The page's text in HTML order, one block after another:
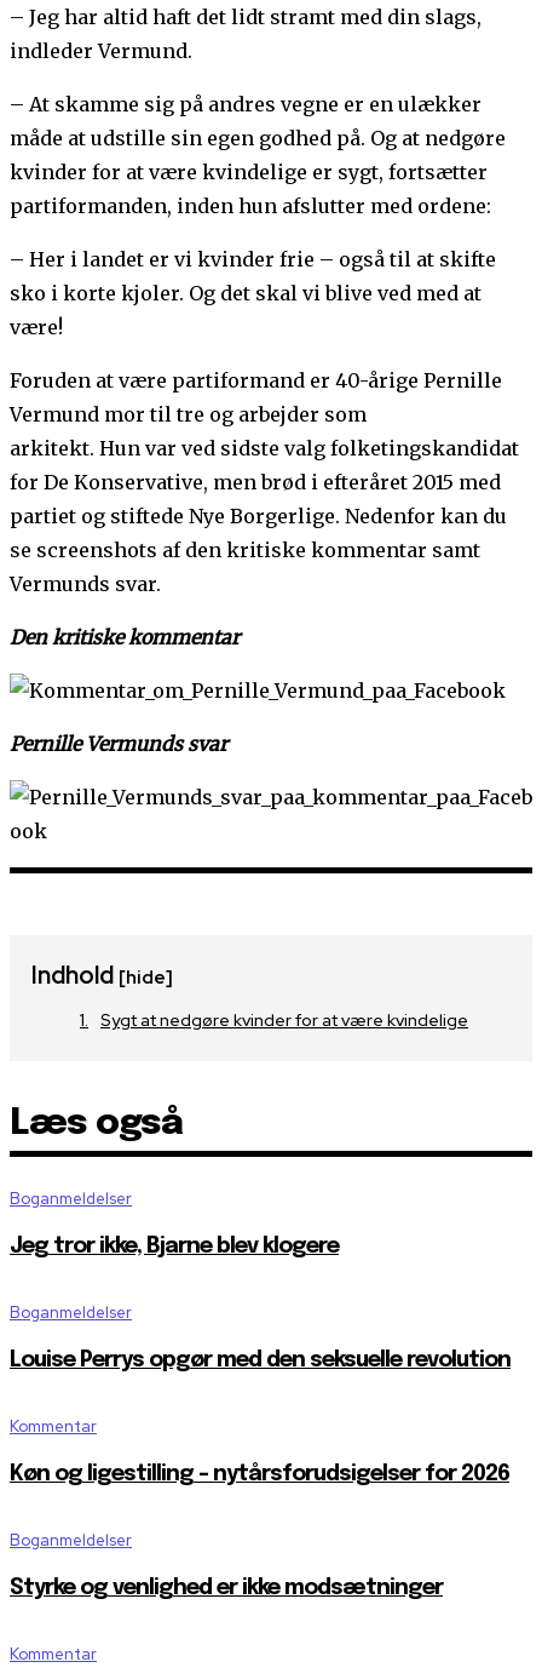
– Jeg har altid haft det lidt stramt med din slags,
indleder Vermund.
– At skamme sig på andres vegne er en ulækker
måde at udstille sin egen godhed på. Og at nedgøre
kvinder for at være kvindelige er sygt, fortsætter
partiformanden, inden hun afslutter med ordene:
– Her i landet er vi kvinder frie – også til at skifte
sko i korte kjoler. Og det skal vi blive ved med at
være!
Foruden at være partiformand er 40-årige Pernille
Vermund mor til tre og arbejder som
arkitekt. Hun var ved sidste valg folketingskandidat
for De Konservative, men brød i efteråret 2015 med
partiet og stiftede Nye Borgerlige. Nedenfor kan du
se screenshots af den kritiske kommentar samt
Vermunds svar.
Den kritiske kommentar
Pernille Vermunds svar
Indhold [hide]
Sygt at nedgøre kvinder for at være kvindelige
Læs også
Boganmeldelser
Jeg tror ikke, Bjarne blev klogere
Boganmeldelser
Louise Perrys opgør med den seksuelle revolution
Kommentar
Køn og ligestilling – nytårsforudsigelser for 2026
Boganmeldelser
Styrke og venlighed er ikke modsætninger
Kommentar